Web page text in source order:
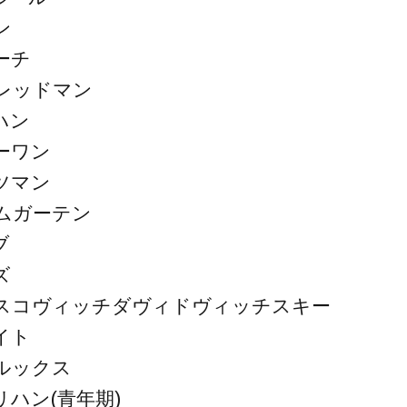
チ
ッドマン
ン
ワン
マン
ガーテン
コヴィッチダヴィドヴィッチスキー
ト
ックス
ハン(青年期)